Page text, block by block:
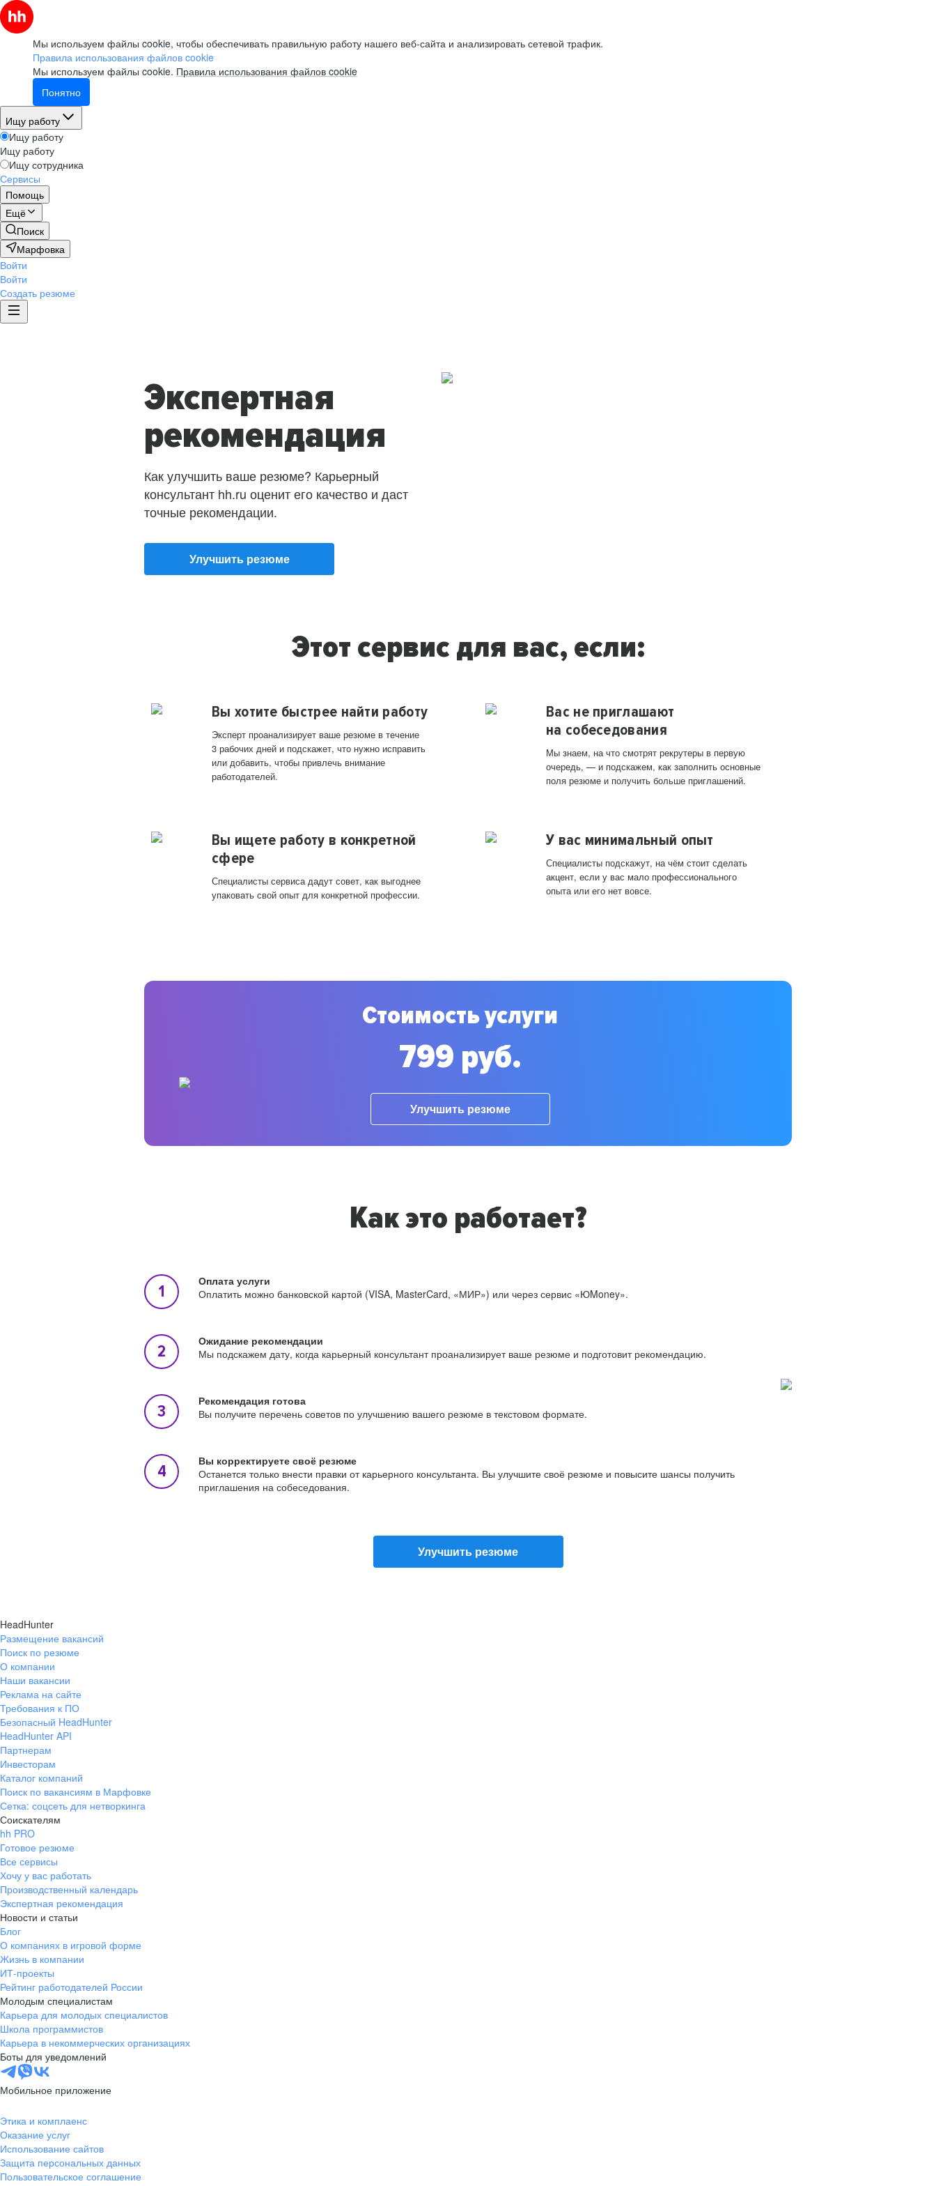
Мы используем файлы cookie, чтобы обеспечивать правильную работу нашего веб-сайта и анализировать сетевой трафик.
Правила использования файлов cookie
Мы используем файлы cookie. Правила использования файлов cookie
Понятно
Ищу работу
Ищу работу
Ищу работу
Ищу сотрудника
Сервисы
Помощь
Ещё
Поиск
Марфовка
Войти
Войти
Создать резюме
Экспертная
рекомендация
Как улучшить ваше резюме? Карьерный
консультант hh.ru оценит его качество и даст
точные рекомендации.
Улучшить резюме
Этот сервис для вас, если:
Вы хотите быстрее найти работу
Эксперт проанализирует ваше резюме в течение
3 рабочих дней и подскажет, что нужно исправить
или добавить, чтобы привлечь внимание
работодателей.
Вас не приглашают
на собеседования
Мы знаем, на что смотрят рекрутеры в первую
очередь, — и подскажем, как заполнить основные
поля резюме и получить больше приглашений.
Вы ищете работу в конкретной
сфере
Специалисты сервиса дадут совет, как выгоднее
упаковать свой опыт для конкретной профессии.
У вас минимальный опыт
Специалисты подскажут, на чём стоит сделать
акцент, если у вас мало профессионального
опыта или его нет вовсе.
Стоимость услуги
799 руб.
Улучшить резюме
Как это работает?
Оплата услуги
Оплатить можно банковской картой (VISA, MasterCard, «МИР») или через сервис «ЮMoney».
Ожидание рекомендации
Мы подскажем дату, когда карьерный консультант проанализирует ваше резюме и подготовит рекомендацию.
Рекомендация готова
Вы получите перечень советов по улучшению вашего резюме в текстовом формате.
Вы корректируете своё резюме
Останется только внести правки от карьерного консультанта. Вы улучшите своё резюме и повысите шансы получить
приглашения на собеседования.
Улучшить резюме
HeadHunter
Размещение вакансий
Поиск по резюме
О компании
Наши вакансии
Реклама на сайте
Требования к ПО
Безопасный HeadHunter
HeadHunter API
Партнерам
Инвесторам
Каталог компаний
Поиск по вакансиям в Марфовке
Сетка: соцсеть для нетворкинга
Соискателям
hh PRO
Готовое резюме
Все сервисы
Хочу у вас работать
Производственный календарь
Экспертная рекомендация
Новости и статьи
Блог
О компаниях в игровой форме
Жизнь в компании
ИТ-проекты
Рейтинг работодателей России
Молодым специалистам
Карьера для молодых специалистов
Школа программистов
Карьера в некоммерческих организациях
Боты для уведомлений
Мобильное приложение
Этика и комплаенс
Оказание услуг
Использование сайтов
Защита персональных данных
Пользовательское соглашение